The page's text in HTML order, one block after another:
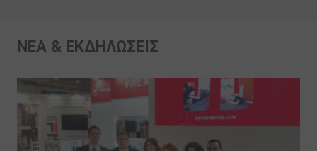
ΝΕΑ & ΕΚΔΗΛΩΣΕΙΣ